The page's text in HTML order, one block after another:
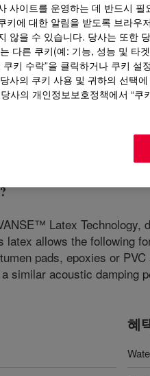
구매 옵션
?
Latex
allows the following
pads, epoxies or
similar acoustic damping
혜
사이트를 운영하는 데 반드시
키에 대한 알림을 받도록 브라우
않을 수 있습니다. 당사는 또한
다른 쿠키(예: 기능, 성능 및 타
쿠키 수락”을 클릭하거나 쿠키
사의 쿠키 사용 및 귀하의 선택
사의 개인정보보호정책에서 “